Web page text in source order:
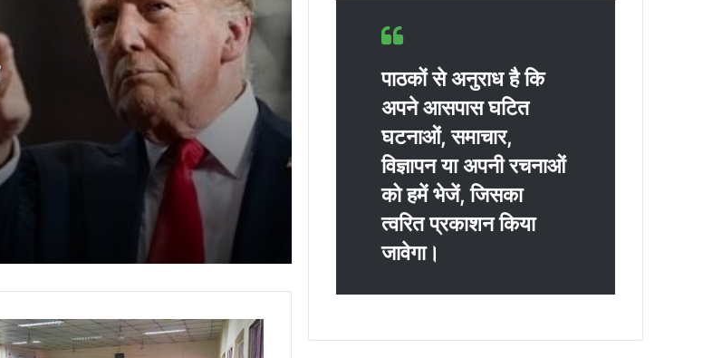
सत्ता से बेदखल होने के बाद पहली बार दुनिया के
सामने आएंगी शेख हसीना, बताएंगी आगे का प्लान!
ईरान पर नए हमले की तैयारी कर रहा है अमेरिका?
WSJ की रिपोर्ट में किया गया बड़ा दावा…
अमेरिका-ईरान की जंग में अबतक कितने भारतीयों ने
गंवाई जान? सरकार ने बताया हर देश का आंकड़ा;
रूस ने यूक्रेन की राजधानी कीव समेत कई शहरों को
‘कोई तय नहीं करेगा कि अमेरिका क्या बेचेगा’, F-35
पाठकों से अनुराध है कि
अपने आसपास घटित
घटनाओं, समाचार,
विज्ञापन या अपनी रचनाओं
को हमें भेजें, जिसका
त्‍वरित प्रकाशन किया
जावेगा।